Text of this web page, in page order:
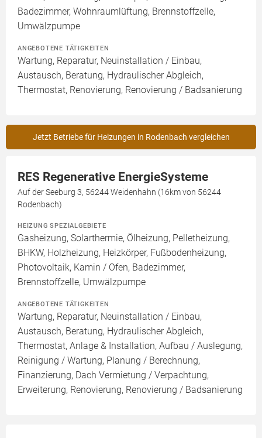
Badezimmer, Wohnraumlüftung, Brennstoffzelle,
Umwälzpumpe
ANGEBOTENE TÄTIGKEITEN
Wartung, Reparatur, Neuinstallation / Einbau,
Austausch, Beratung, Hydraulischer Abgleich,
Thermostat, Renovierung, Renovierung / Badsanierung
Jetzt Betriebe für Heizungen in Rodenbach vergleichen
RES Regenerative EnergieSysteme
Auf der Seeburg 3, 56244 Weidenhahn (16km von 56244
Rodenbach)
HEIZUNG SPEZIALGEBIETE
Gasheizung, Solarthermie, Ölheizung, Pelletheizung,
BHKW, Holzheizung, Heizkörper, Fußbodenheizung,
Photovoltaik, Kamin / Ofen, Badezimmer,
Brennstoffzelle, Umwälzpumpe
ANGEBOTENE TÄTIGKEITEN
Wartung, Reparatur, Neuinstallation / Einbau,
Austausch, Beratung, Hydraulischer Abgleich,
Thermostat, Anlage & Installation, Aufbau / Auslegung,
Reinigung / Wartung, Planung / Berechnung,
Finanzierung, Dach Vermietung / Verpachtung,
Erweiterung, Renovierung, Renovierung / Badsanierung